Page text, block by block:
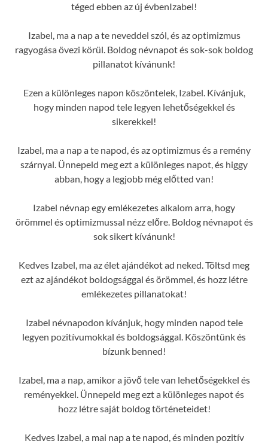
téged ebben az új évbenIzabel!
Izabel, ma a nap a te neveddel szól, és az optimizmus
ragyogása övezi körül. Boldog névnapot és sok-sok boldog
pillanatot kívánunk!
Ezen a különleges napon köszöntelek, Izabel. Kívánjuk,
hogy minden napod tele legyen lehetőségekkel és
sikerekkel!
Izabel, ma a nap a te napod, és az optimizmus és a remény
szárnyal. Ünnepeld meg ezt a különleges napot, és higgy
abban, hogy a legjobb még előtted van!
Izabel névnap egy emlékezetes alkalom arra, hogy
örömmel és optimizmussal nézz előre. Boldog névnapot és
sok sikert kívánunk!
Kedves Izabel, ma az élet ajándékot ad neked. Töltsd meg
ezt az ajándékot boldogsággal és örömmel, és hozz létre
emlékezetes pillanatokat!
Izabel névnapodon kívánjuk, hogy minden napod tele
legyen pozitívumokkal és boldogsággal. Köszöntünk és
bízunk benned!
Izabel, ma a nap, amikor a jövő tele van lehetőségekkel és
reményekkel. Ünnepeld meg ezt a különleges napot és
hozz létre saját boldog történeteidet!
Kedves Izabel, a mai nap a te napod, és minden pozitív